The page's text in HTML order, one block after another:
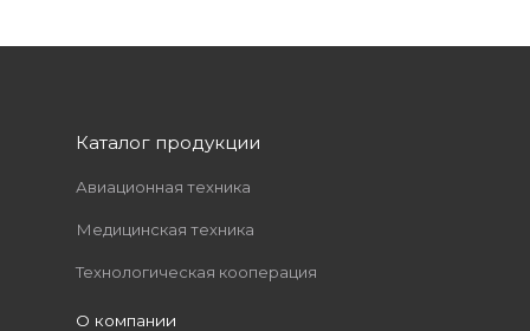
Каталог продукции
Авиационная техника
Медицинская техника
Технологическая кооперация
О компании